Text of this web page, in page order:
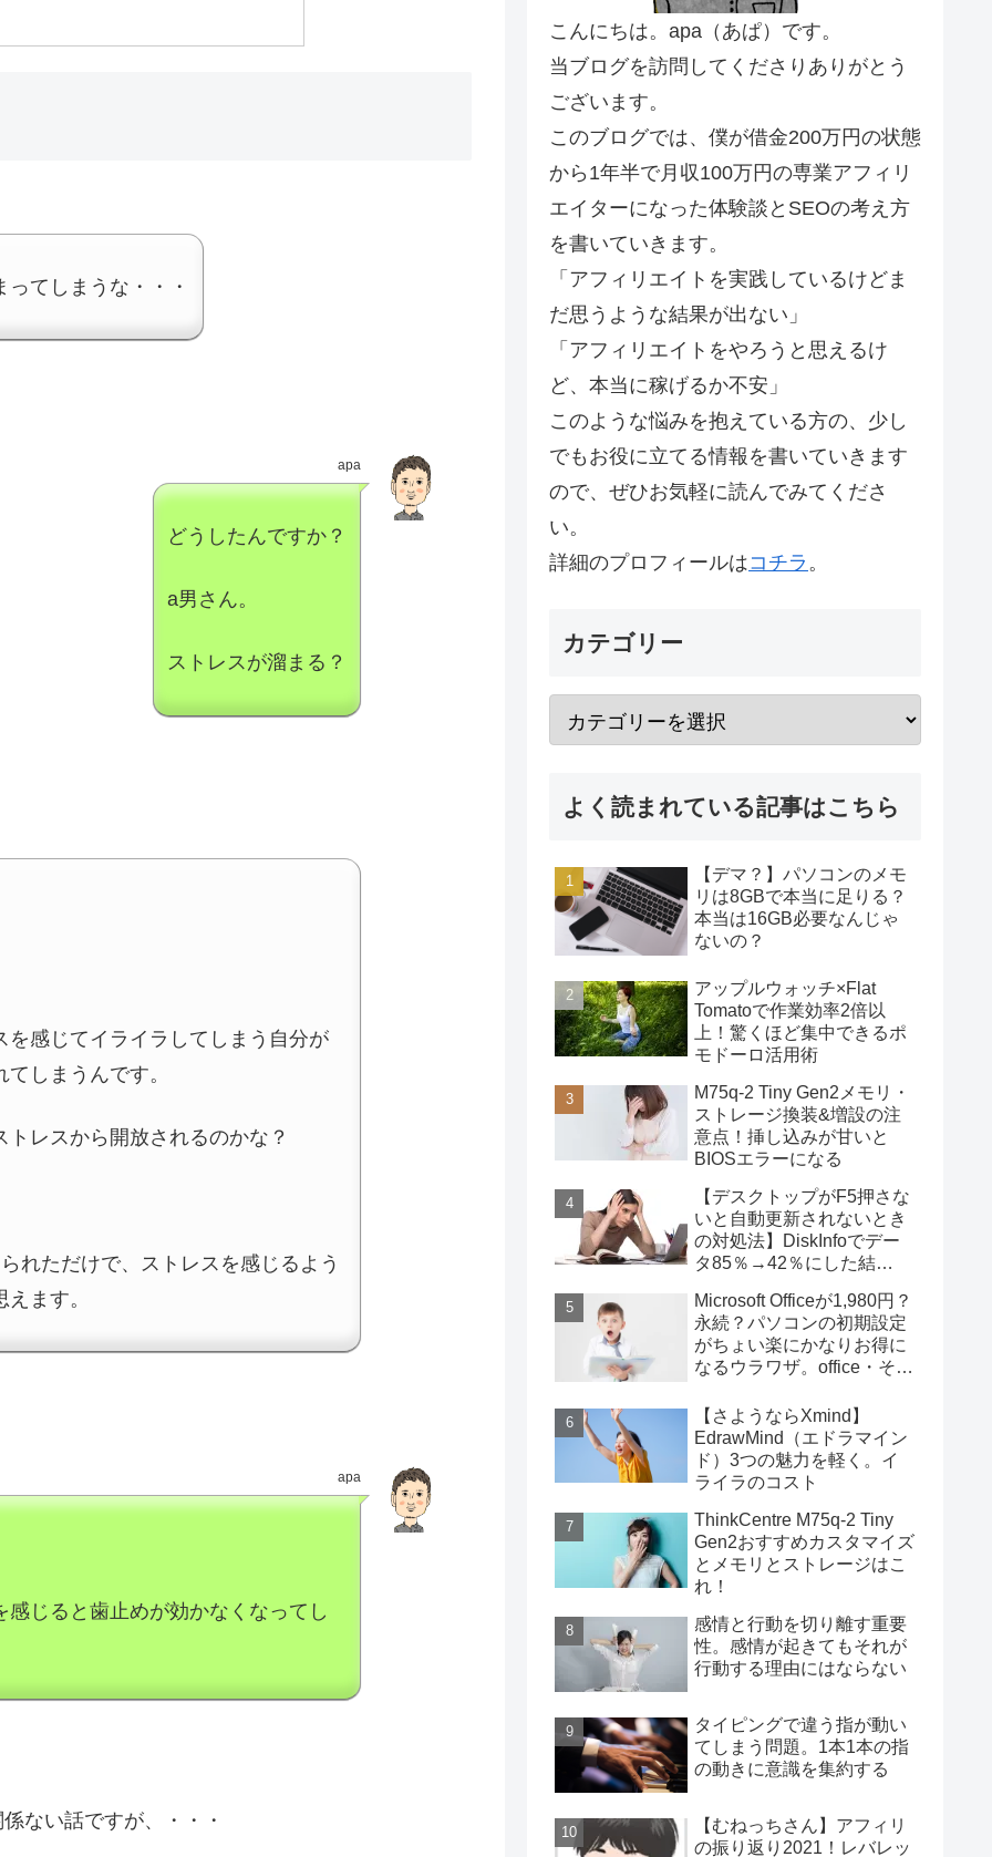
てしまうな・・・
apa
どうしたんですか？
a男さん。
ストレスが溜まる？
を感じてイライラしてしまう自分が
しまうんです。
レスから開放されるのかな？
れただけで、ストレスを感じるよう
ます。
apa
じると歯止めが効かなくなってし
ない話ですが、・・・
こんにちは。apa（あぱ）です。
当ブログを訪問してくださりありがとう
ございます。
このブログでは、僕が借金200万円の状態
から1年半で月収100万円の専業アフィリ
エイターになった体験談とSEOの考え方
を書いていきます。
「アフィリエイトを実践しているけどま
だ思うような結果が出ない」
「アフィリエイトをやろうと思えるけ
ど、本当に稼げるか不安」
このような悩みを抱えている方の、少し
でもお役に立てる情報を書いていきます
ので、ぜひお気軽に読んでみてくださ
い。
詳細のプロフィールはコチラ 。
カテゴリー
よく読まれている記事はこちら
【デマ？】パソコンのメモ
リは8GBで本当に足りる？
本当は16GB必要なんじゃ
ないの？
アップルウォッチ×Flat
Tomatoで作業効率2倍以
上！驚くほど集中できるポ
モドーロ活用術
M75q-2 Tiny Gen2メモリ・
ストレージ換装&増設の注
意点！挿し込みが甘いと
BIOSエラーになる
【デスクトップがF5押さな
いと自動更新されないとき
の対処法】DiskInfoでデー
タ85％→42％にした結
Microsoft Officeが1,980円？
永続？パソコンの初期設定
がちょい楽にかなりお得に
なるウラワザ。office・その
【さようならXmind】
EdrawMind（エドラマイン
ド）3つの魅力を軽く。イ
ライラのコスト
ThinkCentre M75q-2 Tiny
Gen2おすすめカスタマイズ
とメモリとストレージはこ
れ！
感情と行動を切り離す重要
性。感情が起きてもそれが
行動する理由にはならない
タイピングで違う指が動い
てしまう問題。1本1本の指
の動きに意識を集約する
【むねっちさん】アフィリ
の振り返り2021！レバレッ